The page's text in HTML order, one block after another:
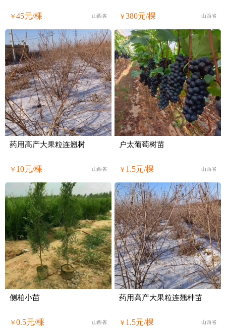
￥ 45元/棵 山西省 ￥ 380元/棵 山西省
药用高产大果粒连翘树
￥ 10元/棵 山西省
户太葡萄树苗
￥ 1.5元/棵 山西省
侧柏小苗
￥ 0.5元/棵 山西省
药用高产大果粒连翘种苗
￥ 1.5元/棵 山西省